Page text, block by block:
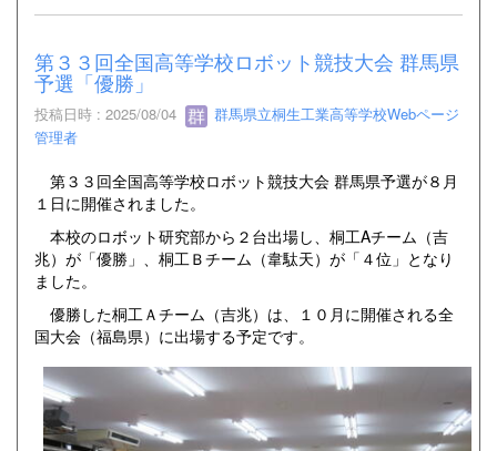
第３３回全国高等学校ロボット競技大会 群馬県
予選「優勝」
投稿日時 : 2025/08/04
群馬県立桐生工業高等学校Webページ
管理者
第３３回全国高等学校ロボット競技大会 群馬県予選が８月
１日に開催されました。
本校のロボット研究部から２台出場し、桐工Aチーム（吉
兆）が「優勝」、桐工Ｂチーム（韋駄天）が「４位」となり
ました。
優勝した桐工Ａチーム（吉兆）は、１０月に開催される全
国大会（福島県）に出場する予定です。